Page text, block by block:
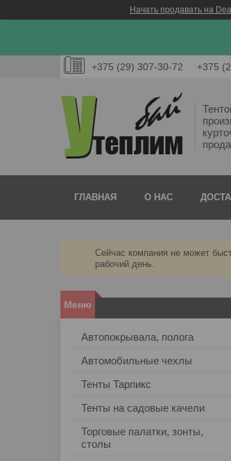
Начать продавать на
+375 (29) 307-30-72 +375
ГЛАВНАЯ О НАС
Сейчас компания не может
рабочий день.
Автопокрывала, полога
Автомобильные чехлы
Тенты Тарпикс
Тенты на садовые качели
Торговые палатки, зонты,
столы